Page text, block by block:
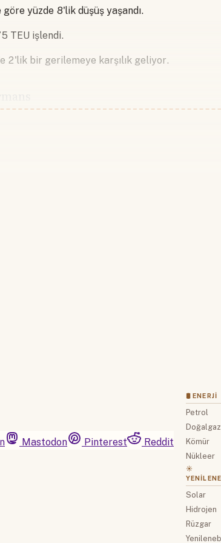
göre yüzde 8'lik düşüş yaşandı.
TEU işlendi.
2'lik bir gerilemeye karşılık geliyor.
Mastodon Pinterest
Reddit
🛢 ENERJI
Petrol
Doğalgaz
Kömür
Nükleer
☀️
Solar
Hidrojen
Rüzgar